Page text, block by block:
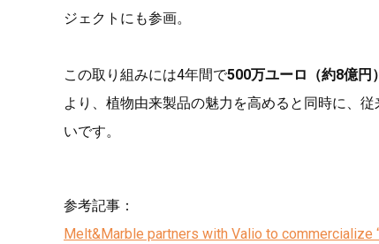
ジェクトにも参画。
この取り組みには4年間で500万ユーロ（約8億円）
より、植物由来製品の魅力を高めると同時に、
いです。
参考記事：
Melt&Marble partners with Valio to